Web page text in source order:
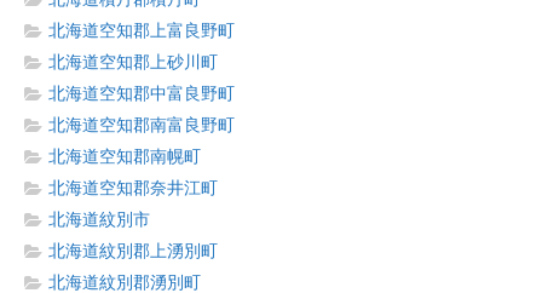
北海道空知郡上富良野町
北海道空知郡上砂川町
北海道空知郡中富良野町
北海道空知郡南富良野町
北海道空知郡南幌町
北海道空知郡奈井江町
北海道紋別市
北海道紋別郡上湧別町
北海道紋別郡湧別町